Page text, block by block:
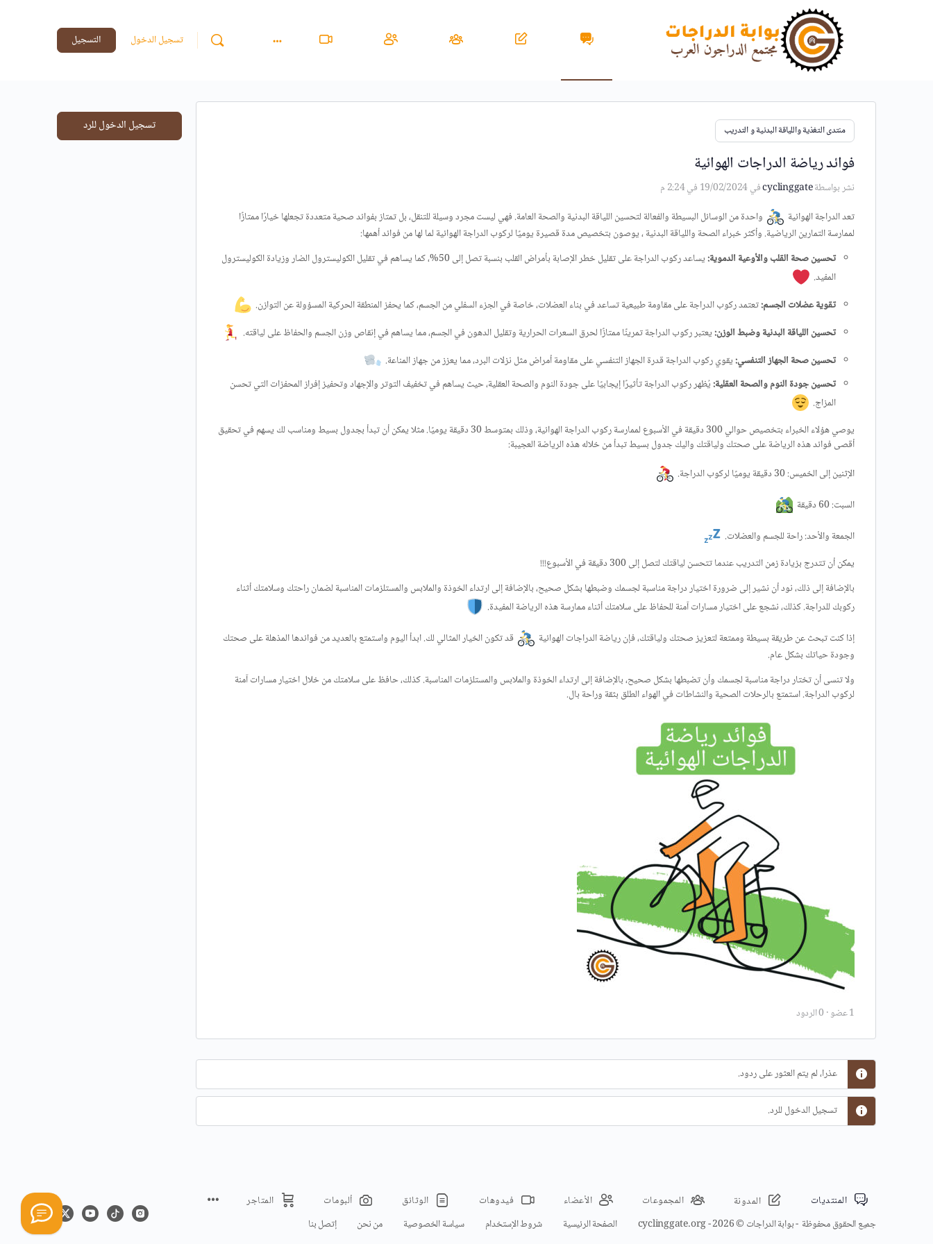
تسجيل الدخول التسجيل
منتدى التغذية واللياقة البدنية و التدريب
فوائد رياضة الدراجات الهوائية
نشر بواسطةcyclinggateفي 19/02/2024 في 2:24 م
تعد الدراجة الهوائية
واحدة من الوسائل البسيطة والفعالة لتحسين اللياقة البدنية والصحة العامة. فهي ليست مجرد وسيلة للتنقل، بل تمتاز بفوائد صحية متعددة تجعلها خيارًا ممتازًا
لممارسة التمارين الرياضية. وأكثر خبراء الصحة واللياقة البدنية ، يوصون بتخصيص مدة قصيرة يوميًا لركوب الدراجة الهوائية لما لها من فوائد أهمها:
تحسين صحة القلب والأوعية الدموية:
يساعد ركوب الدراجة على تقليل خطر الإصابة بأمراض القلب بنسبة تصل إلى 50%، كما يساهم في تقليل الكوليسترول الضار وزيادة الكوليسترول
المفيد.
تقوية عضلات الجسم:تعتمد ركوب الدراجة على مقاومة طبيعية تساعد في بناء العضلات، خاصة في الجزء السفلي من الجسم، كما يحفز المنطقة الحركية المسؤولة عن التوازن.
تحسين اللياقة البدنية وضبط الوزن:يعتبر ركوب الدراجة تمرينًا ممتازًا لحرق السعرات الحرارية وتقليل الدهون في الجسم، مما يساهم في إنقاص وزن الجسم والحفاظ على لياقته.
تحسين صحة الجهاز التنفسي:يقوي ركوب الدراجة قدرة الجهاز التنفسي على مقاومة أمراض مثل نزلات البرد، مما يعزز من جهاز المناعة.
تحسين جودة النوم والصحة العقلية:يُظهر ركوب الدراجة تأثيرًا إيجابيًا على جودة النوم والصحة العقلية، حيث يساهم في تخفيف التوتر والإجهاد وتحفيز إفراز المحفزات التي تحسن
المزاج.
يوصي هؤلاء الخبراء بتخصيص حوالي 300 دقيقة في الأسبوع لممارسة ركوب الدراجة الهوائية، وذلك بمتوسط 30 دقيقة يوميًا. مثلا يمكن أن تبدأ بجدول بسيط ومناسب لك يسهم في تحقيق
أقصى فوائد هذه الرياضة على صحتك ولياقتك واليك جدول بسيط تبدأ من خلاله هذه الرياضة العجيبة:
الإثنين إلى الخميس: 30 دقيقة يوميًا لركوب الدراجة.
السبت: 60 دقيقة
الجمعة والأحد: راحة للجسم والعضلات.
يمكن أن تتدرج بزيادة زمن التدريب عندما تتحسن لياقتك لتصل إلى 300 دقيقة في الأسبوع!!!
بالإضافة إلى ذلك، نود أن نشير إلى ضرورة اختيار دراجة مناسبة لجسمك وضبطها بشكل صحيح، بالإضافة إلى ارتداء الخوذة والملابس والمستلزمات المناسبة لضمان راحتك وسلامتك أثناء
ركوبك للدراجة. كذلك، نشجع على اختيار مسارات آمنة للحفاظ على سلامتك أثناء ممارسة هذه الرياضة المفيدة.
إذا كنت تبحث عن طريقة بسيطة وممتعة لتعزيز صحتك ولياقتك، فإن رياضة الدراجات الهوائية
قد تكون الخيار المثالي لك. ابدأ اليوم واستمتع بالعديد من فوائدها المذهلة على صحتك
وجودة حياتك بشكل عام.
ولا تنسى أن تختار دراجة مناسبة لجسمك وأن تضبطها بشكل صحيح، بالإضافة إلى ارتداء الخوذة والملابس والمستلزمات المناسبة. كذلك، حافظ على سلامتك من خلال اختيار مسارات آمنة
لركوب الدراجة. استمتع بالرحلات الصحية والنشاطات في الهواء الطلق بثقة وراحة بال.
1 عضو · 0 الردود
عذرا، لم يتم العثور على ردود.
تسجيل الدخول للرد.
تسجيل الدخول للرد
المنتديات المدونة المجموعات الأعضاء فيدوهات الوثائق ألبومات
المتاجر
جميع الحقوق محفوظة - بوابة الدراجات © 2026 - cyclinggate.org
الصفحة الرئيسية شروط الإستخدام سياسة الخصوصية من نحن إتصل بنا